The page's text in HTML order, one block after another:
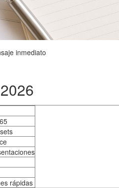
inmediato
rápidas